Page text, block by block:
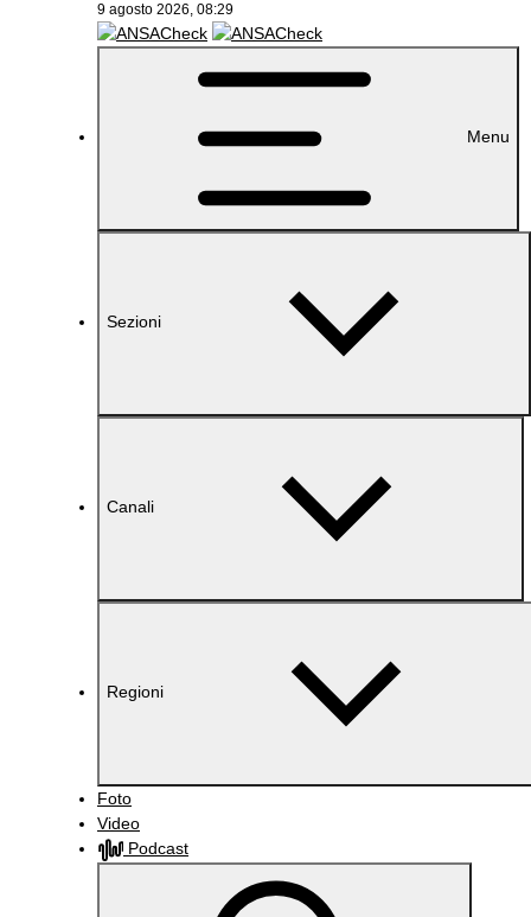
9 agosto 2026, 08:29
Menu
Sezioni
Canali
Regioni
Foto
Video
Podcast